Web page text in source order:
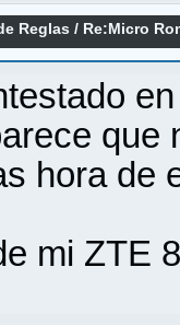
Reglas / Re:Micro
que
hora de
mi ZTE